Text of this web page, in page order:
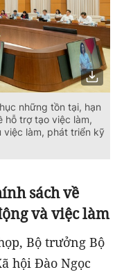
những tồn tại, hạn
hỗ trợ tạo việc làm,
làm, phát triển kỹ
sách về
và việc làm
Bộ trưởng Bộ
hội Đào Ngọc